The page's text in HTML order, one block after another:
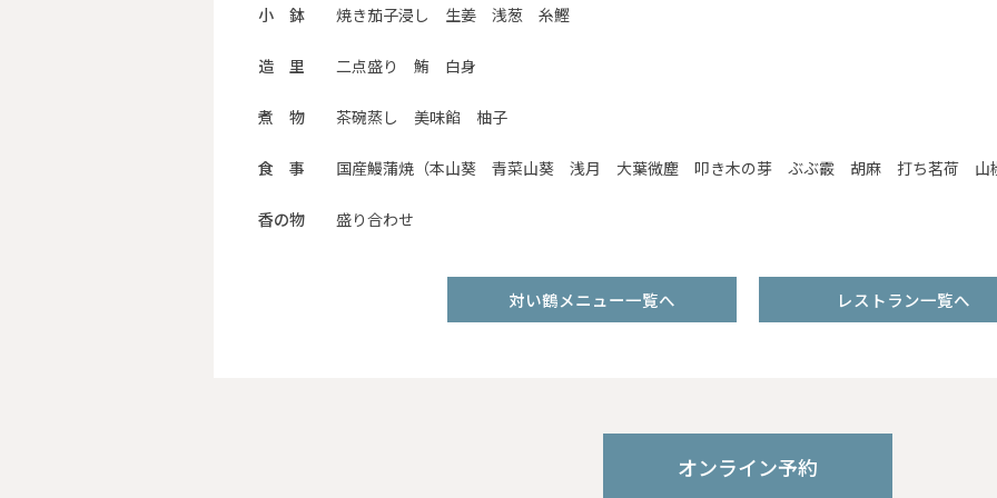
小 鉢 焼き茄子浸し 生姜 浅葱 糸鰹
造 里 二点盛り 鮪 白身
煮 物 茶碗蒸し 美味餡 柚子
食 事 国産鰻蒲焼（本山葵 青菜山葵 浅月 大葉微塵 叩き木の芽 ぶぶ霰 胡麻 打ち茗荷 山
香の物 盛り合わせ
対い鶴メニュー一覧へ レストラン一覧へ
オンライン予約